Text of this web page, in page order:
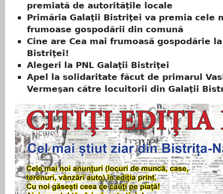
premiată de autorităţile locale
Primăria Galaţii Bistriţei va premia cele
frumoase gospodării din comună
Cine are Cea mai frumoasă gospodărie
Bistriţei!
Alegeri la PNL Galaţii Bistriţei
Apel la solidaritate făcut de primarul
Vermeşan către locuitorii din Galaţii